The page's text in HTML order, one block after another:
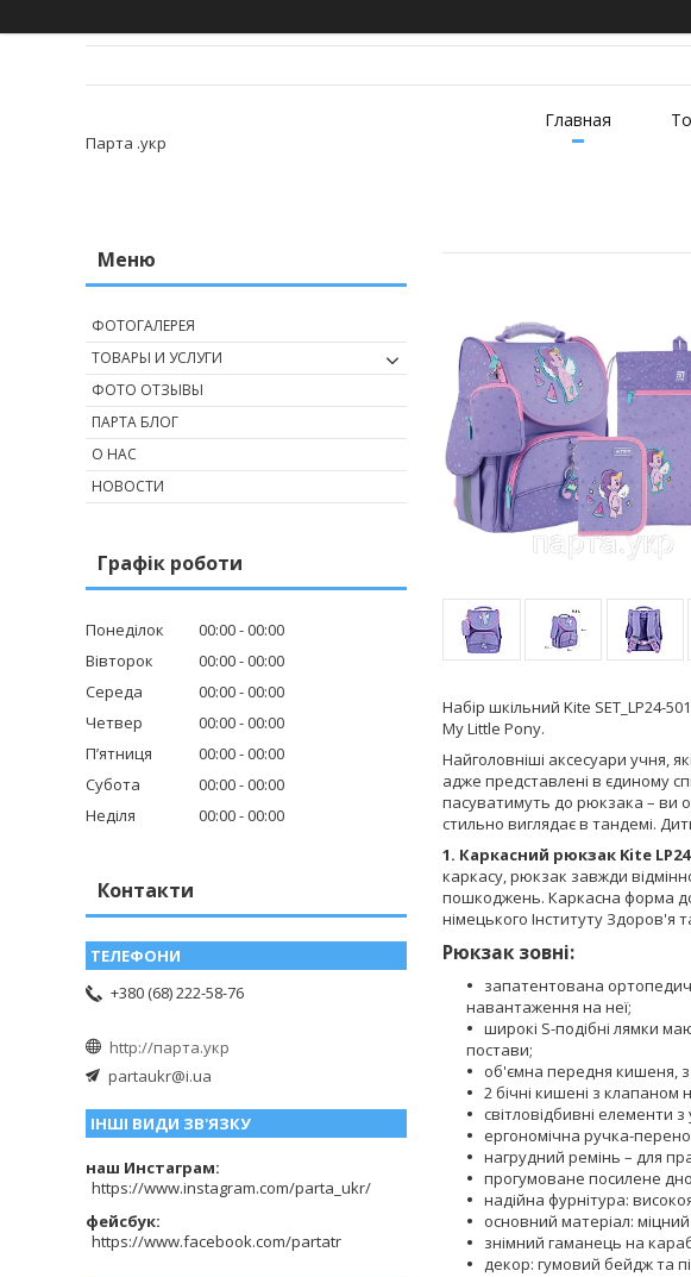
Парта .укр
Главная
Набір шкільний Kite SET_LP24-
My Little Pony.
Найголовніші аксесуари учня,
адже представлені в єдиному
пасуватимуть до рюкзака – ви
стильно виглядає в тандемі.
1. Каркасний рюкзак Kite
каркасу, рюкзак завжди
пошкоджень. Каркасна форма
німецького Інституту Здоров'я
Рюкзак зовні:
запатентована
навантаження на неї;
широкі S-подібні лямки
постави;
об'ємна передня кишеня,
2 бічні кишені з
світловідбивні елементи
ергономічна ручка-
нагрудний ремінь – для
прогумоване посилене дно
надійна фурнітура:
основний матеріал:
знімний гаманець на
декор: гумовий бейдж та
ФОТОГАЛЕРЕЯ
ТОВАРЫ И УСЛУГИ
ФОТО ОТЗЫВЫ
ПАРТА БЛОГ
О НАС
НОВОСТИ
Графік роботи
Понеділок 00:00 00:00
Вівторок
00:00 00:00
Середа
00:00 00:00
Четвер
00:00 00:00
Пʼятниця
00:00 00:00
Субота
00:00 00:00
Неділя
00:00 00:00
Контакти
+380 (68) 222-58-76
http://парта.укр
partaukr@i.ua
ІНШІ ВИДИ ЗВ'ЯЗКУ
наш Инстаграм
https://www.instagram.com/parta_ukr/
фейсбук
https://www.facebook.com/partatr